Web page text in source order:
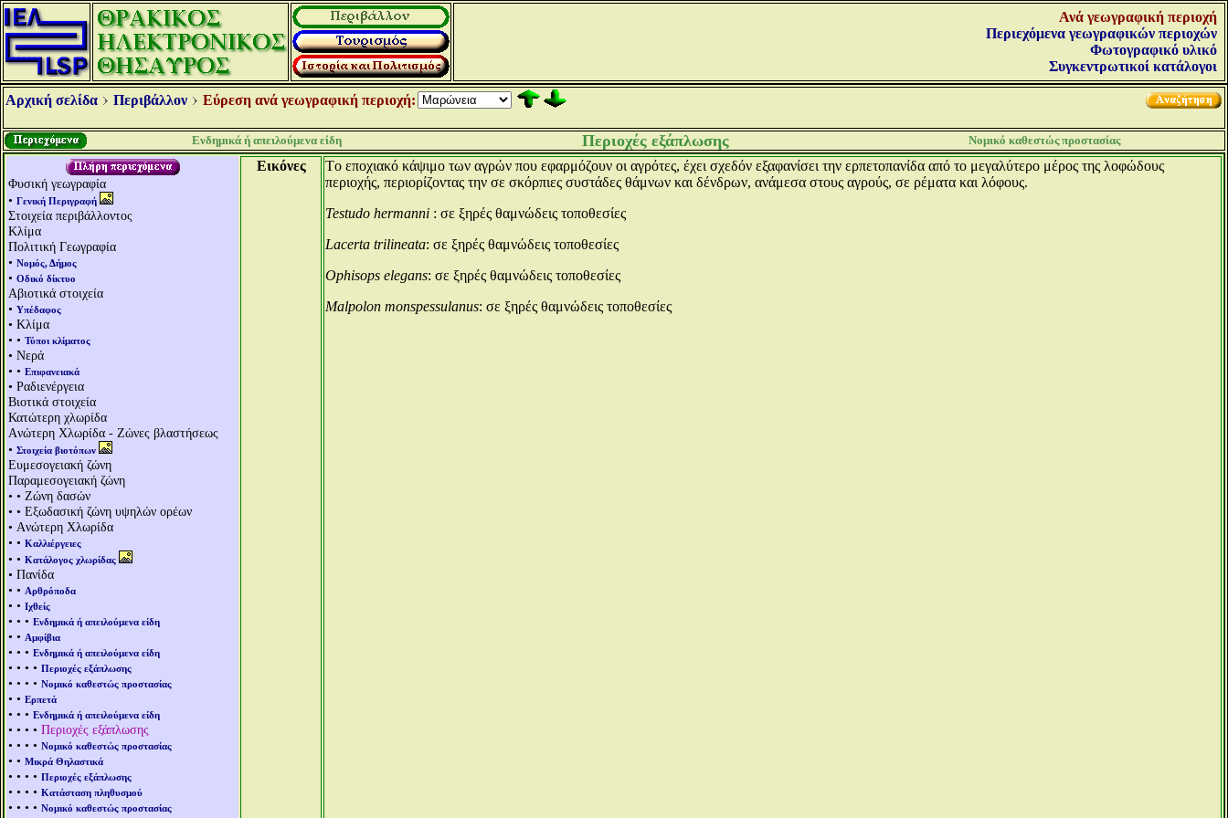
Ανά γεωγραφική περιοχή
Περιεχόμενα γεωγραφικών περιοχών
Φωτογραφικό υλικό
Συγκεντρωτικοί κατάλογοι
Αρχική σελίδα Περιβάλλον Εύρεση ανά γεωγραφική περιοχή:
Ενδημικά ή απειλούμενα είδη Περιοχές εξάπλωσης Νομικό καθεστώς προστασίας
Φυσική γεωγραφία
• Γενική Περιγραφή
Στοιχεία περιβάλλοντος
Κλίμα
Πολιτική Γεωγραφία
• Νομός, Δήμος
• Οδικό δίκτυο
Αβιοτικά στοιχεία
• Υπέδαφος
• Κλίμα
• • Τύποι κλίματος
• Νερά
• • Επιφανειακά
• Ραδιενέργεια
Βιοτικά στοιχεία
Κατώτερη χλωρίδα
Aνώτερη Χλωρίδα - Ζώνες βλαστήσεως
• Στοιχεία βιοτόπων
Ευμεσογειακή ζώνη
Παραμεσογειακή ζώνη
• • Ζώνη δασών
• • Εξωδασική ζώνη υψηλών ορέων
• Aνώτερη Χλωρίδα
• • Καλλιέργειες
• • Κατάλογος χλωρίδας
• Πανίδα
• • Αρθρόποδα
• • Ιχθείς
• • • Ενδημικά ή απειλούμενα είδη
• • Αμφίβια
• • • Ενδημικά ή απειλούμενα είδη
• • • • Περιοχές εξάπλωσης
• • • • Νομικό καθεστώς προστασίας
• • Ερπετά
• • • Ενδημικά ή απειλούμενα είδη
• • • • Περιοχές εξάπλωσης
• • • • Νομικό καθεστώς προστασίας
• • Μικρά Θηλαστικά
• • • • Περιοχές εξάπλωσης
• • • • Κατάσταση πληθυσμού
• • • • Νομικό καθεστώς προστασίας
Εικόνες
Tο εποχιακό κάψιμο των αγρών που εφαρμόζουν οι αγρότες, έχει σχεδόν εξαφανίσει την ερπετοπανίδα από το μεγαλύτερο μέρος της λοφώδους
περιοχής, περιορίζοντας την σε σκόρπιες συστάδες θάμνων και δένδρων, ανάμεσα στους αγρούς, σε ρέματα και λόφους.
Testudo hermanni : σε ξηρές θαμνώδεις τοποθεσίες
Lacerta trilineata: σε ξηρές θαμνώδεις τοποθεσίες
Ophisops elegans: σε ξηρές θαμνώδεις τοποθεσίες
Malpolon monspessulanus: σε ξηρές θαμνώδεις τοποθεσίες